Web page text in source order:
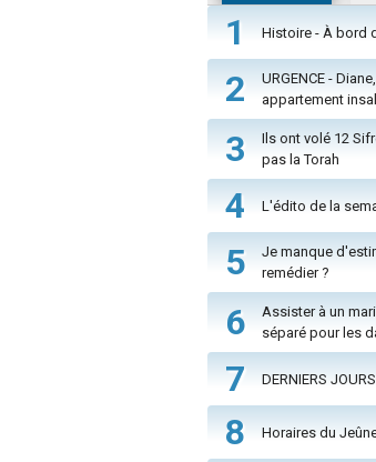
1 Histoire - À bord
2
URGENCE -
appartement
3
Ils ont volé 12
pas la Torah
4 L'édito de la
5
Je manque
remédier ?
6
Assister à un
séparé pour les
7 DERNIERS
8 Horaires du